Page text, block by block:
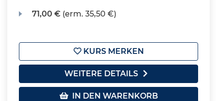
71,00 € (erm. 35,50 €)
KURS MERKEN
WEITERE DETAILS
IN DEN WARENKORB